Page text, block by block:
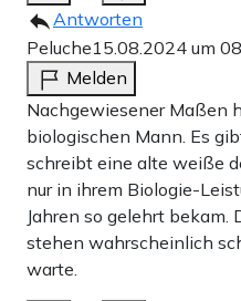
Antworten
Peluche15.08.2024 um
Melden
Nachgewiesener Maßen
biologischen Mann. Es
schreibt eine alte weiße
nur in ihrem Biologie-
Jahren so gelehrt
stehen wahrscheinlich
warte.